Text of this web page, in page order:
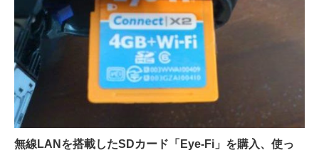
無線LANを搭載したSDカード「Eye-Fi」を購入、使っ